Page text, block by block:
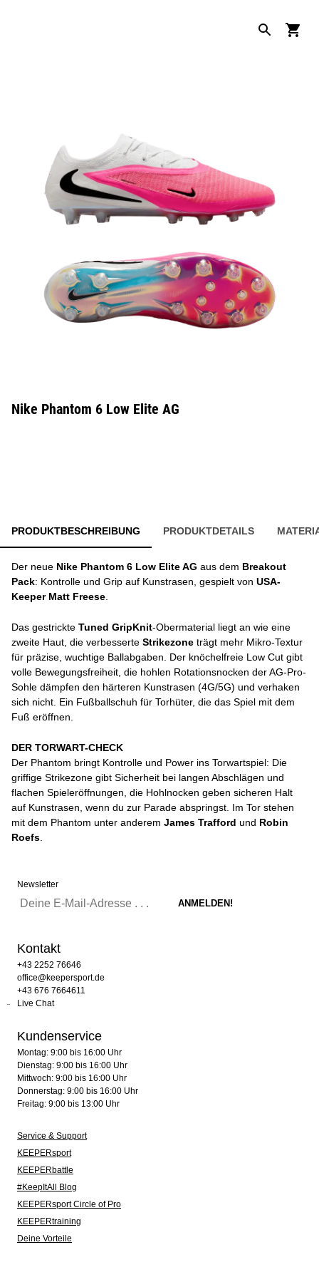
Nike Phantom 6 Low Elite AG
PRODUKTBESCHREIBUNG PRODUKTDETAILS
Der neue Nike Phantom 6 Low Elite AG aus dem Breakout
Pack: Kontrolle und Grip auf Kunstrasen, gespielt von USA-
Keeper Matt Freese
Das gestrickte Tuned GripKnit-Obermaterial liegt an wie eine
zweite Haut, die verbesserte Strikezone trägt mehr Mikro-Textur
für präzise, wuchtige Ballabgaben. Der knöchelfreie Low Cut gibt
volle Bewegungsfreiheit, die hohlen Rotationsnocken der AG-Pro-
Sohle dämpfen den härteren Kunstrasen (4G/5G) und verhaken
sich nicht. Ein Fußballschuh für Torhüter, die das Spiel mit dem
Fuß eröffnen.
DER TORWART-CHECK
Der Phantom bringt Kontrolle und Power ins Torwartspiel: Die
griffige Strikezone gibt Sicherheit bei langen Abschlägen und
flachen Spieleröffnungen, die Hohlnocken geben sicheren Halt
auf Kunstrasen, wenn du zur Parade abspringst. Im Tor stehen
mit dem Phantom unter anderem James Trafford und Robin
Roefs
Newsletter
Kontakt
+43 2252 76646
office@keepersport.de
+43 676 7664611
Live Chat
Kundenservice
Montag: 9:00 bis 16:00 Uhr
Dienstag: 9:00 bis 16:00 Uhr
Mittwoch: 9:00 bis 16:00 Uhr
Donnerstag: 9:00 bis 16:00 Uhr
Freitag: 9:00 bis 13:00 Uhr
Service & Support
KEEPERsport
KEEPERbattle
#KeepItAll Blog
KEEPERsport Circle of Pro
KEEPERtraining
Deine Vorteile